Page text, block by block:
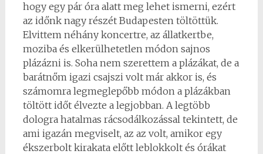
hogy egy pár óra alatt meg lehet ismerni, ezért
az időnk nagy részét Budapesten töltöttük.
Elvittem néhány koncertre, az állatkertbe,
moziba és elkerülhetetlen módon sajnos
plázázni is. Soha nem szerettem a plázákat, de a
barátnőm igazi csajszi volt már akkor is, és
számomra legmeglepőbb módon a plázákban
töltött időt élvezte a legjobban. A legtöbb
dologra hatalmas rácsodálkozással tekintett, de
ami igazán megviselt, az az volt, amikor egy
ékszerbolt kirakata előtt leblokkolt és órákat